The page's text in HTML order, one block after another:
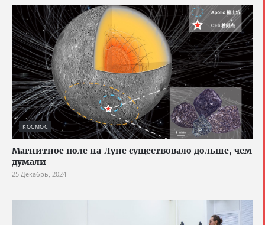
КОСМОС
Магнитное поле на Луне существовало дольше, чем
думали
25 Декабрь, 2024